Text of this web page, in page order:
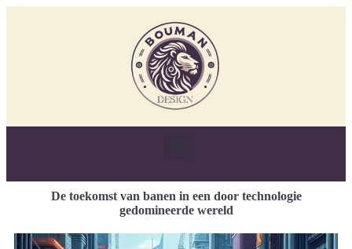
De toekomst van banen in een door technologie
gedomineerde wereld